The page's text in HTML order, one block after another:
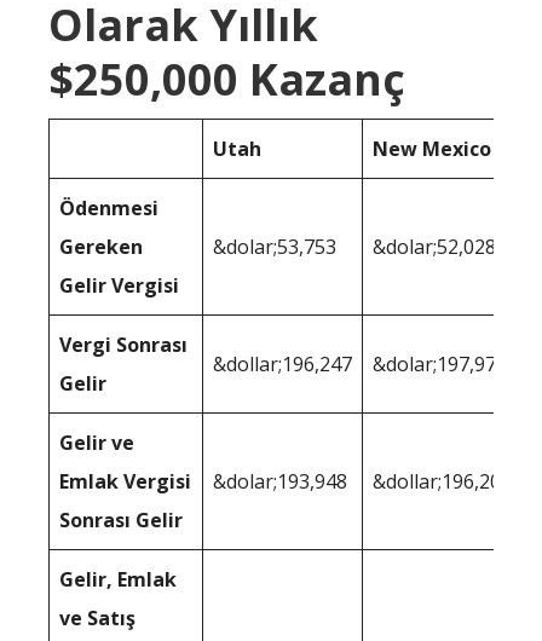
Olarak Yıllık
$250,000 Kazanç
Utah New Mexico
Ödenmesi
Gereken
Gelir Vergisi
&dolar;53,753 &dolar;52,028
Vergi Sonrası
Gelir
&dollar;196,247 &dolar;197,972
Gelir ve
Emlak Vergisi
Sonrası Gelir
&dolar;193,948 &dollar;196,209
Gelir, Emlak
ve Satış